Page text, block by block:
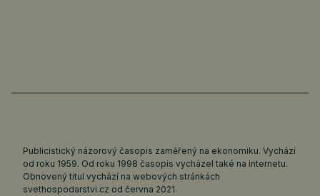
Publicistický názorový časopis zaměřený na ekonomiku. Vychází
od roku 1959. Od roku 1998 časopis vycházel také na internetu.
Obnovený titul vychází na webových stránkách
svethospodarstvi.cz od června 2021.